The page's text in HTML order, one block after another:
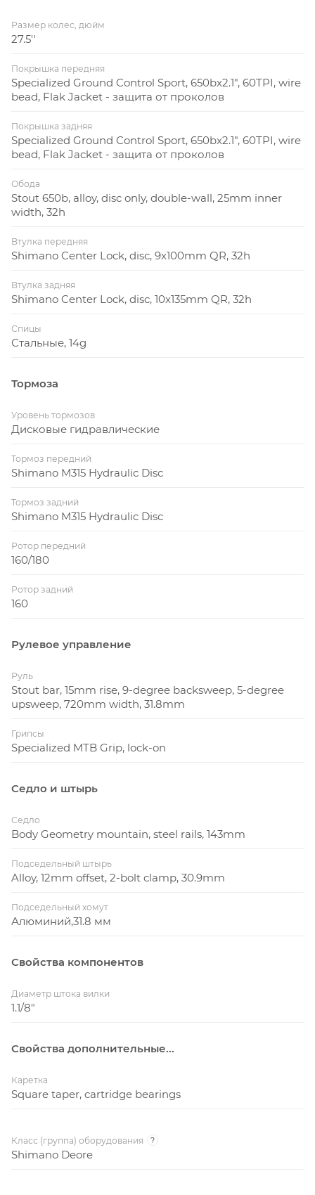
Размер колес, дюйм
27.5''
Покрышка передняя
Specialized Ground Control Sport, 650bx2.1", 60TPI, wire
bead, Flak Jacket - защита от проколов
Покрышка задняя
Specialized Ground Control Sport, 650bx2.1", 60TPI, wire
bead, Flak Jacket - защита от проколов
Обода
Stout 650b, alloy, disc only, double-wall, 25mm inner
width, 32h
Втулка передняя
Shimano Center Lock, disc, 9x100mm QR, 32h
Втулка задняя
Shimano Center Lock, disc, 10x135mm QR, 32h
Спицы
Стальные, 14g
Тормоза
Уровень тормозов
Дисковые гидравлические
Тормоз передний
Shimano M315 Hydraulic Disc
Тормоз задний
Shimano M315 Hydraulic Disc
Ротор передний
160/180
Ротор задний
160
Рулевое управление
Руль
Stout bar, 15mm rise, 9-degree backsweep, 5-degree
upsweep, 720mm width, 31.8mm
Грипсы
Specialized MTB Grip, lock-on
Седло и штырь
Седло
Body Geometry mountain, steel rails, 143mm
Подседельный штырь
Alloy, 12mm offset, 2-bolt clamp, 30.9mm
Подседельный хомут
Алюминий,31.8 мм
Свойства компонентов
Диаметр штока вилки
1.1/8"
Свойства дополнительные...
Каретка
Square taper, cartridge bearings
Класс (группа) оборудования ?
Shimano Deore